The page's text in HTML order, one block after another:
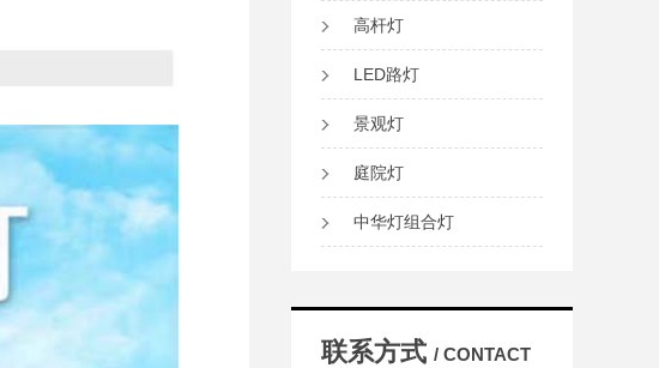
高杆灯
LED路灯
景观灯
庭院灯
中华灯组合灯
联系方式 / CONTACT